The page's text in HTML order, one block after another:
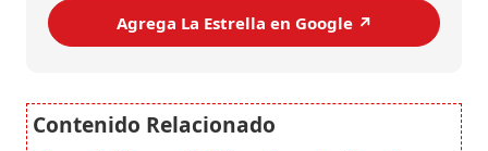
Agrega La Estrella en Google ↗️